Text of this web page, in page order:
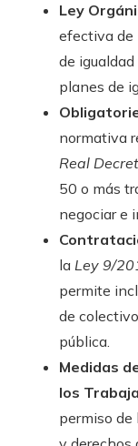
Ley
efectiva de
de
planes de
normativa
Real
50 o más
negociar e
la Ley 9/
permite
de
pública.
Medidas
los
permiso de